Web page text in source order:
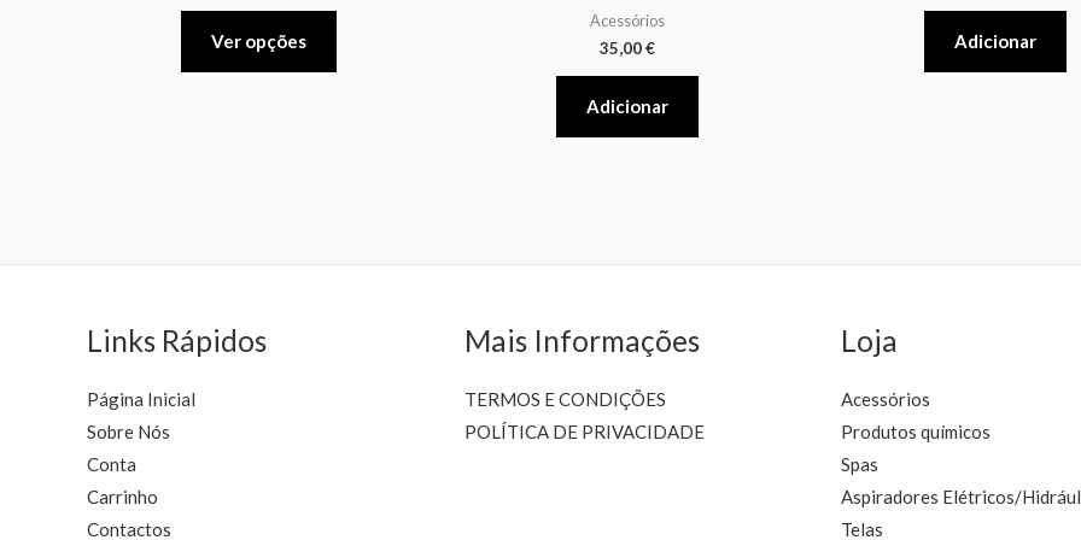
Ver opções
options
product
Acessórios
35,00€
Adicionar
Adicionar
Links Rápidos
Página Inicial
Sobre Nós
Conta
Carrinho
Contactos
Mais Informações
TERMOS E CONDIÇÕES
POLÍTICA DE PRIVACIDADE
Loja
Acessórios
Produtos químicos
Spas
Aspiradores Elétricos/
Telas